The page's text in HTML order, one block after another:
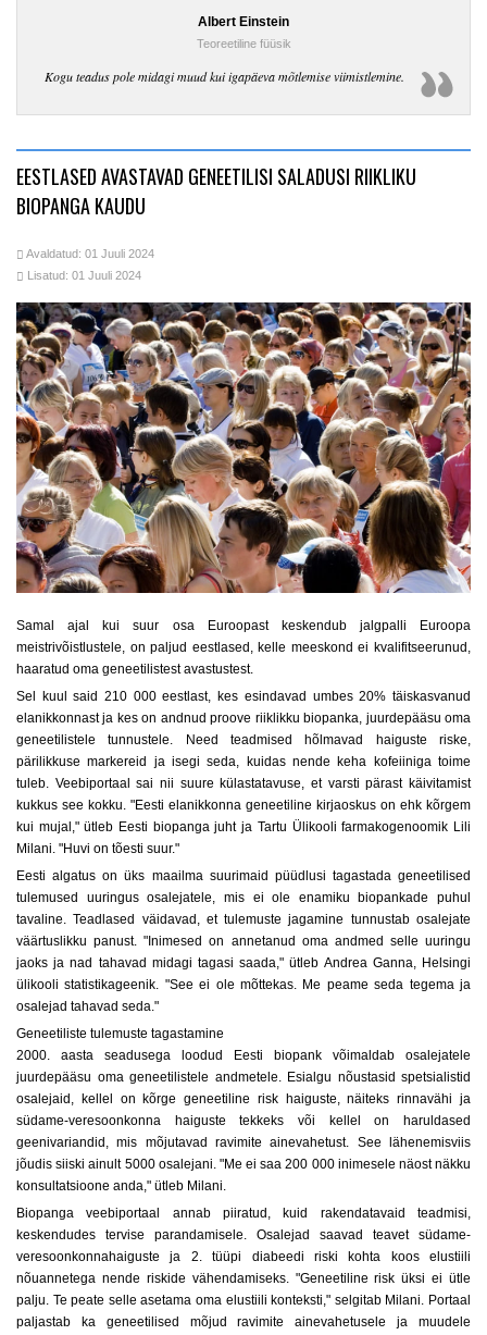
Albert Einstein
Teoreetiline füüsik
Kogu teadus pole midagi muud kui igapäeva mõtlemise viimistlemine.
EESTLASED AVASTAVAD GENEETILISI SALADUSI RIIKLIKU
BIOPANGA KAUDU
Avaldatud: 01 Juuli 2024
Lisatud: 01 Juuli 2024
Samal ajal kui suur osa Euroopast keskendub jalgpalli Euroopa
meistrivõistlustele, on paljud eestlased, kelle meeskond ei kvalifitseerunud,
haaratud oma geneetilistest avastustest.
Sel kuul said 210 000 eestlast, kes esindavad umbes 20% täiskasvanud
elanikkonnast ja kes on andnud proove riiklikku biopanka, juurdepääsu oma
geneetilistele tunnustele. Need teadmised hõlmavad haiguste riske,
pärilikkuse markereid ja isegi seda, kuidas nende keha kofeiiniga toime
tuleb. Veebiportaal sai nii suure külastatavuse, et varsti pärast käivitamist
kukkus see kokku. "Eesti elanikkonna geneetiline kirjaoskus on ehk kõrgem
kui mujal," ütleb Eesti biopanga juht ja Tartu Ülikooli farmakogenoomik Lili
Milani. "Huvi on tõesti suur."
Eesti algatus on üks maailma suurimaid püüdlusi tagastada geneetilised
tulemused uuringus osalejatele, mis ei ole enamiku biopankade puhul
tavaline. Teadlased väidavad, et tulemuste jagamine tunnustab osalejate
väärtuslikku panust. "Inimesed on annetanud oma andmed selle uuringu
jaoks ja nad tahavad midagi tagasi saada," ütleb Andrea Ganna, Helsingi
ülikooli statistikageenik. "See ei ole mõttekas. Me peame seda tegema ja
osalejad tahavad seda."
Geneetiliste tulemuste tagastamine
2000. aasta seadusega loodud Eesti biopank võimaldab osalejatele
juurdepääsu oma geneetilistele andmetele. Esialgu nõustasid spetsialistid
osalejaid, kellel on kõrge geneetiline risk haiguste, näiteks rinnavähi ja
südame-veresoonkonna haiguste tekkeks või kellel on haruldased
geenivariandid, mis mõjutavad ravimite ainevahetust. See lähenemisviis
jõudis siiski ainult 5000 osalejani. "Me ei saa 200 000 inimesele näost näkku
konsultatsioone anda," ütleb Milani.
Biopanga veebiportaal annab piiratud, kuid rakendatavaid teadmisi,
keskendudes tervise parandamisele. Osalejad saavad teavet südame-
veresoonkonnahaiguste ja 2. tüüpi diabeedi riski kohta koos elustiili
nõuannetega nende riskide vähendamiseks. "Geneetiline risk üksi ei ütle
palju. Te peate selle asetama oma elustiili konteksti," selgitab Milani. Portaal
paljastab ka geneetilised mõjud ravimite ainevahetusele ja muudele